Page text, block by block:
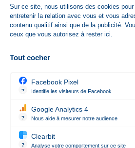
HsCode
Information
Complémentaire
ÉtatNouveau produit
Sur ce site, nous utilisons des cookies pour
entretenir la relation avec vous et vous
contenu qualitif ainsi que de la publicité.
ceux que vous autorisez à rester ici.
Tout cocher
?
Facebook Pixel
Identifie les visiteurs de Facebook
?
Google Analytics 4
Nous aide à mesurer notre audience
?
Clearbit
Analyse votre comportement sur ce site